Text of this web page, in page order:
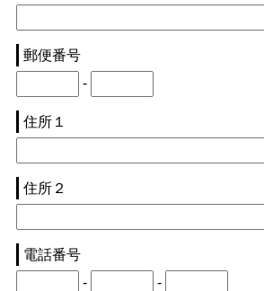
郵便番号
-
住所１
住所２
電話番号
-
-